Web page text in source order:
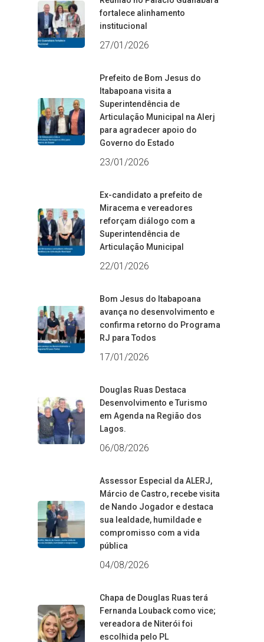
fortalece alinhamento
institucional
27/01/2026
Prefeito de Bom Jesus do
Itabapoana visita a
Superintendência de
Articulação Municipal na Alerj
para agradecer apoio do
Governo do Estado
23/01/2026
Ex-candidato a prefeito de
Miracema e vereadores
reforçam diálogo com a
Superintendência de
Articulação Municipal
22/01/2026
Bom Jesus do Itabapoana
avança no desenvolvimento e
confirma retorno do Programa
RJ para Todos
17/01/2026
Douglas Ruas Destaca
Desenvolvimento e Turismo
em Agenda na Região dos
Lagos.
06/08/2026
Assessor Especial da ALERJ,
Márcio de Castro, recebe visita
de Nando Jogador e destaca
sua lealdade, humildade e
compromisso com a vida
pública
04/08/2026
Chapa de Douglas Ruas terá
Fernanda Louback como vice;
vereadora de Niterói foi
escolhida pelo PL